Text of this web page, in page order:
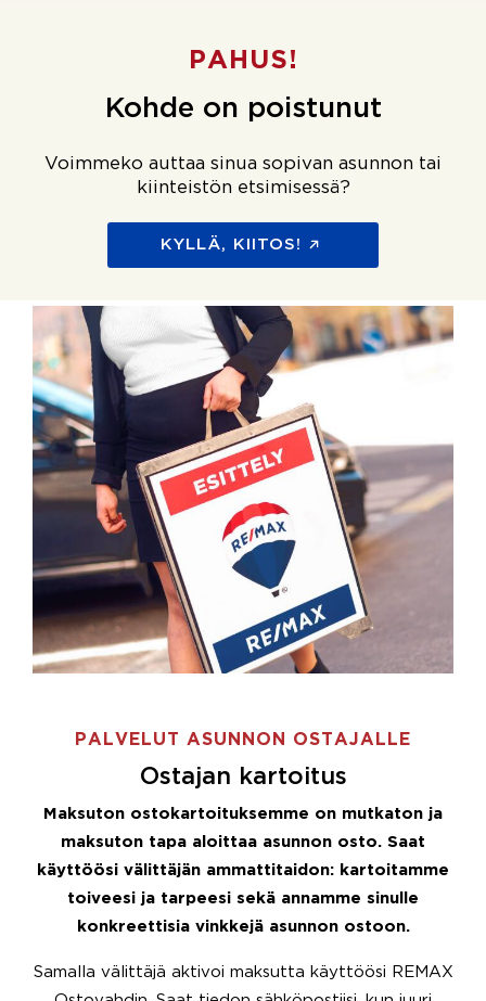
PAHUS!
Kohde on poistunut
Voimmeko auttaa sinua sopivan asunnon tai
kiinteistön etsimisessä?
KYLLÄ, KIITOS!
PALVELUT ASUNNON OSTAJALLE
Ostajan kartoitus
Maksuton ostokartoituksemme on mutkaton ja
maksuton tapa aloittaa asunnon osto. Saat
käyttöösi välittäjän ammattitaidon: kartoitamme
toiveesi ja tarpeesi sekä annamme sinulle
konkreettisia vinkkejä asunnon ostoon.
Samalla välittäjä aktivoi maksutta käyttöösi REMAX